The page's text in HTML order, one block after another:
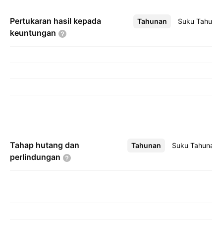
Pertukaran hasil kepada
keuntungan
Tahunan Suku
Lebih
Tahap hutang dan
perlindungan
Tahunan Suku Tahunan
Lebih